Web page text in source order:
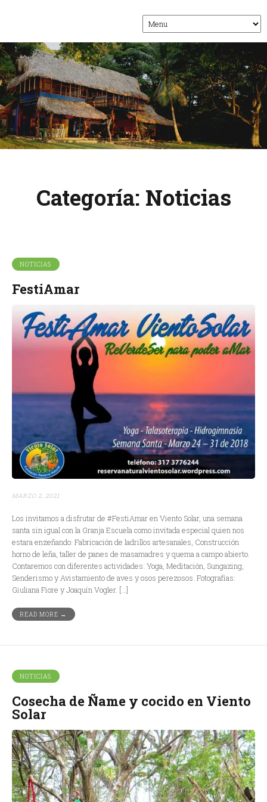
Categoría: Noticias
NOTICIAS
FestiAmar
MARZO 2, 2021
Los invitamos a disfrutar de #FestiAmar en Viento Solar, una semana
santa sin igual con la Granja Escuela como invitada especial quien nos
estara enzeñando: Fabricación de ladrillos artesanales, Construcción
horno de leña, taller de panes de masamadres y quema a campo abierto.
Contaremos con diferentes actividades: Yoga, Meditación, Sungazing,
Senderismo y Avistamiento de aves y osos perezosos. Fotografías:
Giuliana Fiore y Joaquín Vogler. […]
READ MORE →
NOTICIAS
Cosecha de Ñame y cocido en Viento
Solar